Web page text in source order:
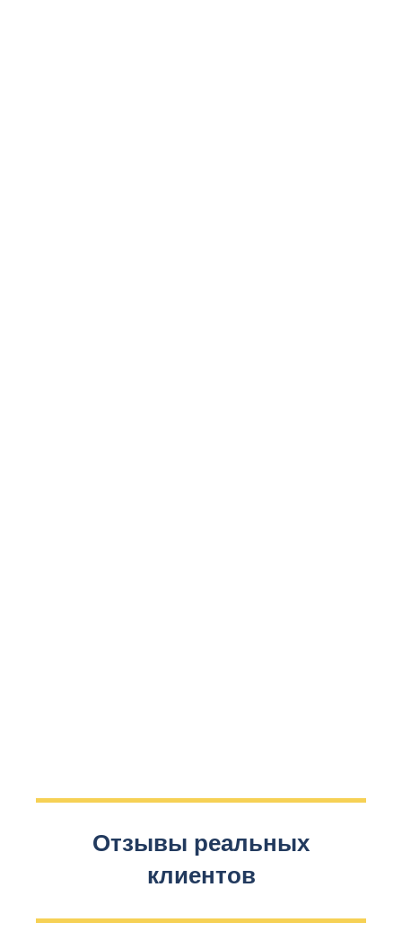
Отзывы реальных
клиентов